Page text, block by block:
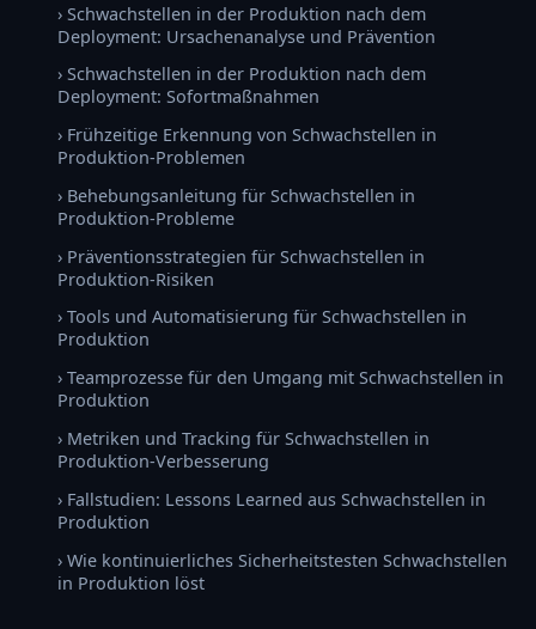
› Schwachstellen in der Produktion nach dem
Deployment: Ursachenanalyse und Prävention
› Schwachstellen in der Produktion nach dem
Deployment: Sofortmaßnahmen
› Frühzeitige Erkennung von Schwachstellen in
Produktion-Problemen
› Behebungsanleitung für Schwachstellen in
Produktion-Probleme
› Präventionsstrategien für Schwachstellen in
Produktion-Risiken
› Tools und Automatisierung für Schwachstellen in
Produktion
› Teamprozesse für den Umgang mit Schwachstellen in
Produktion
› Metriken und Tracking für Schwachstellen in
Produktion-Verbesserung
› Fallstudien: Lessons Learned aus Schwachstellen in
Produktion
› Wie kontinuierliches Sicherheitstesten Schwachstellen
in Produktion löst